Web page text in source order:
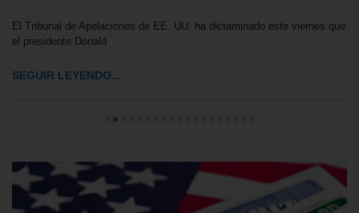
El Tribunal de Apelaciones de EE. UU. ha dictaminado este viernes que
el presidente Donald
SEGUIR LEYENDO...